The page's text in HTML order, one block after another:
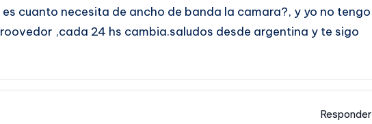
es cuanto necesita de ancho de banda la camara?, y yo no tengo
,cada 24 hs cambia.saludos desde argentina y te sigo
Responder